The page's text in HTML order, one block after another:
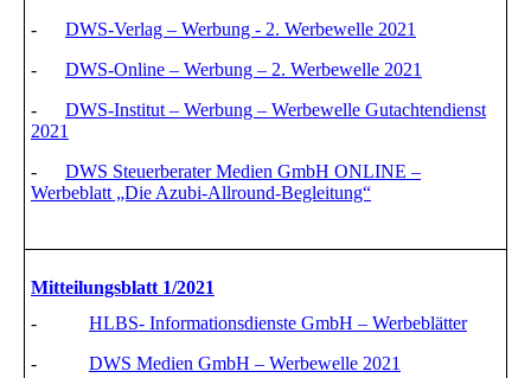
- DWS-Verlag – Werbung - 2. Werbewelle 2021
- DWS-Online – Werbung – 2. Werbewelle 2021
- DWS-Institut – Werbung – Werbewelle Gutachtendienst
2021
- DWS Steuerberater Medien GmbH ONLINE –
Werbeblatt „Die Azubi-Allround-Begleitung“
Mitteilungsblatt 1/2021
- HLBS- Informationsdienste GmbH – Werbeblätter
- DWS Medien GmbH – Werbewelle 2021